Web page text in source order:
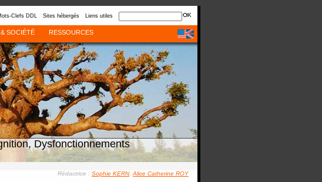
Clefs DDL Sites hébergés Liens utiles
SOCIÉTÉ RESSOURCES
Dysfonctionnements
Rédactrice : Sophie KERN, Alice Catherine ROY